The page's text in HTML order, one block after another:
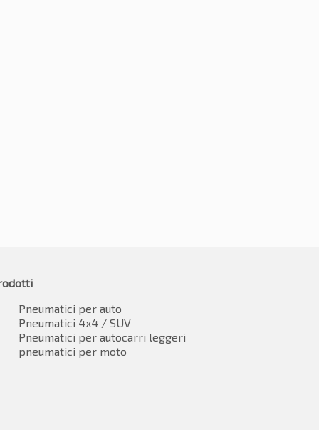
98V
Pneumatici per auto
Pneumatici 4x4 / SUV
Pneumatici per autocarri leggeri
pneumatici per moto